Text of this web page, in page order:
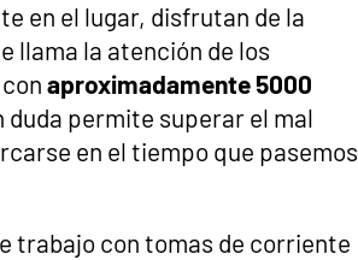
en el lugar, disfrutan de la
llama la atención de los
aproximadamente 5000
duda permite superar el mal
en el tiempo que pasemos
trabajo con tomas de corriente